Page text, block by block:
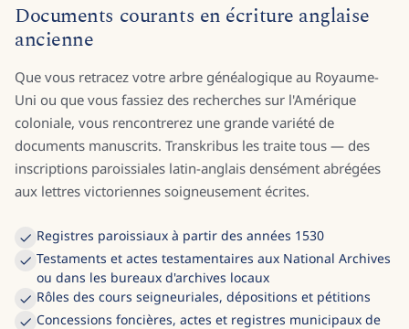
Documents courants en écriture anglaise
ancienne
Que vous retracez votre arbre généalogique au Royaume-
Uni ou que vous fassiez des recherches sur l'Amérique
coloniale, vous rencontrerez une grande variété de
documents manuscrits. Transkribus les traite tous — des
inscriptions paroissiales latin-anglais densément abrégées
aux lettres victoriennes soigneusement écrites.
Registres paroissiaux à partir des années 1530
Testaments et actes testamentaires aux National Archives
ou dans les bureaux d'archives locaux
Rôles des cours seigneuriales, dépositions et pétitions
Concessions foncières, actes et registres municipaux de